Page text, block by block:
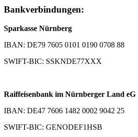
Bankverbindungen:
Sparkasse Nürnberg
IBAN: DE79 7605 0101 0190 0708 88
SWIFT-BIC: SSKNDE77XXX
Raiffeisenbank im Nürnberger Land eG
IBAN: DE47 7606 1482 0002 9042 25
SWIFT-BIC: GENODEF1HSB